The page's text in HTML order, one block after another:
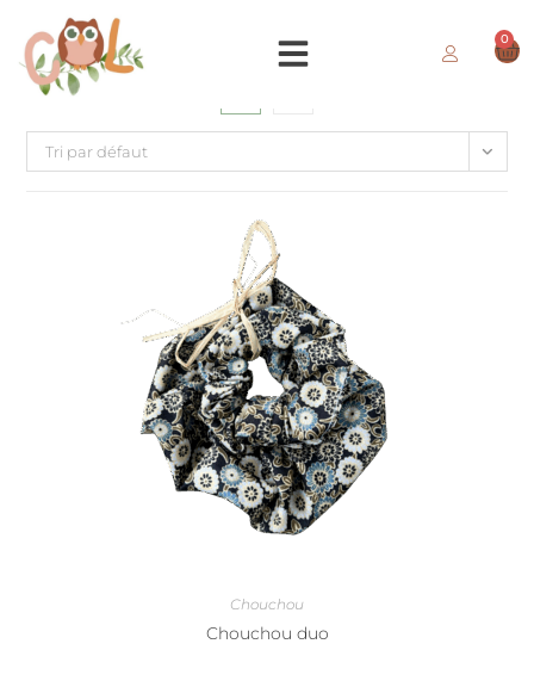
0
Tri par défaut
Chouchou
Chouchou duo